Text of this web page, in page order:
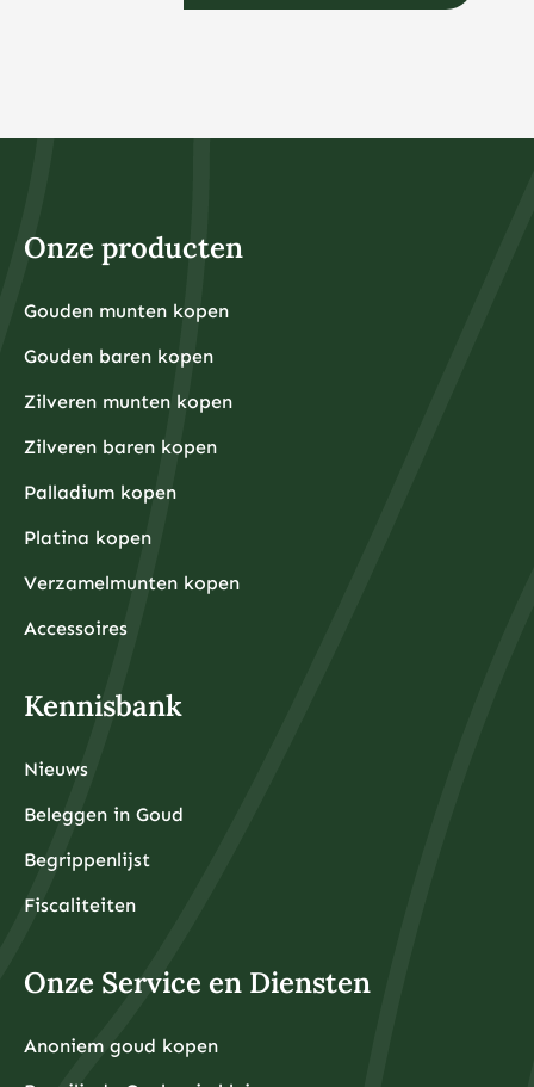
Onze producten
Gouden munten kopen
Gouden baren kopen
Zilveren munten kopen
Zilveren baren kopen
Palladium kopen
Platina kopen
Verzamelmunten kopen
Accessoires
Kennisbank
Nieuws
Beleggen in Goud
Begrippenlijst
Fiscaliteiten
Onze Service en Diensten
Anoniem goud kopen